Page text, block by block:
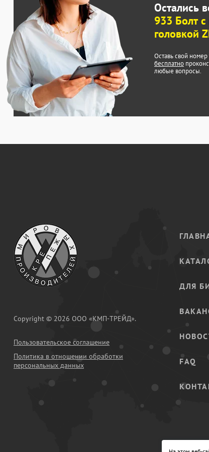
Остались
933 Болт
головкой
Оставь свой
бесплатно
любые вопросы.
Copyright © 2026 ООО «КМП-ТРЕЙД».
Пользовательское соглашение
Политика в отношении обработки
персональных данных
ДЛЯ
FAQ